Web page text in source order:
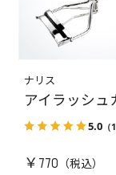
ナリス
アイラッシュ
5.0 （
￥770